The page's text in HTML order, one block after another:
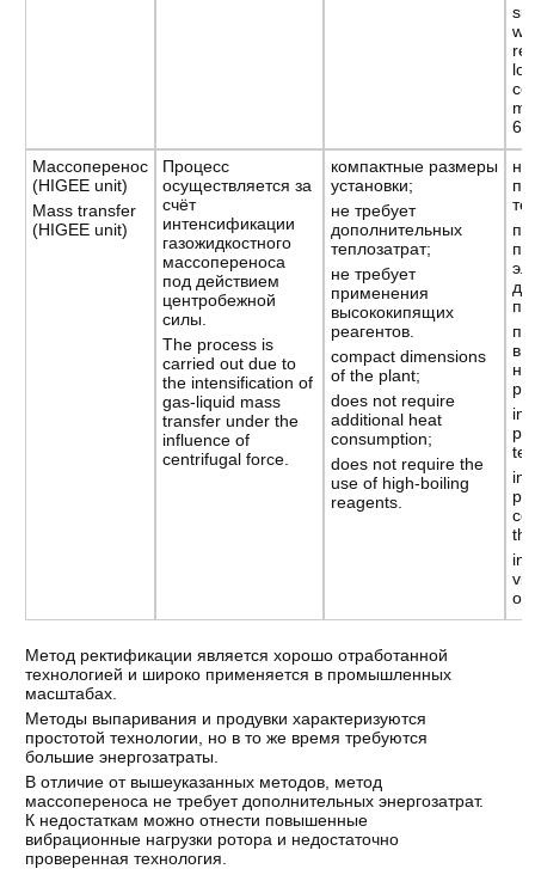
Массоперенос
(HIGEE unit)
Mass transfer
(HIGEE unit)
Процесс
осуществляется за
счёт
интенсификации
газожидкостного
массопереноса
под действием
центробежной
силы.
The process is
carried out due to
the intensification of
gas-liquid mass
transfer under the
influence of
centrifugal force.
компактные размеры
установки;
не требует
дополнительных
теплозатрат;
не требует
применения
высококипящих
реагентов.
compact dimensions
of the plant;
does not require
additional heat
consumption;
does not require the
use of high-boiling
reagents.
of
Метод ректификации является хорошо отработанной
технологией и широко применяется в промышленных
масштабах.
Методы выпаривания и продувки характеризуются
простотой технологии, но в то же время требуются
большие энергозатраты.
В отличие от вышеуказанных методов, метод
массопереноса не требует дополнительных энергозатрат.
К недостаткам можно отнести повышенные
вибрационные нагрузки ротора и недостаточно
проверенная технология.